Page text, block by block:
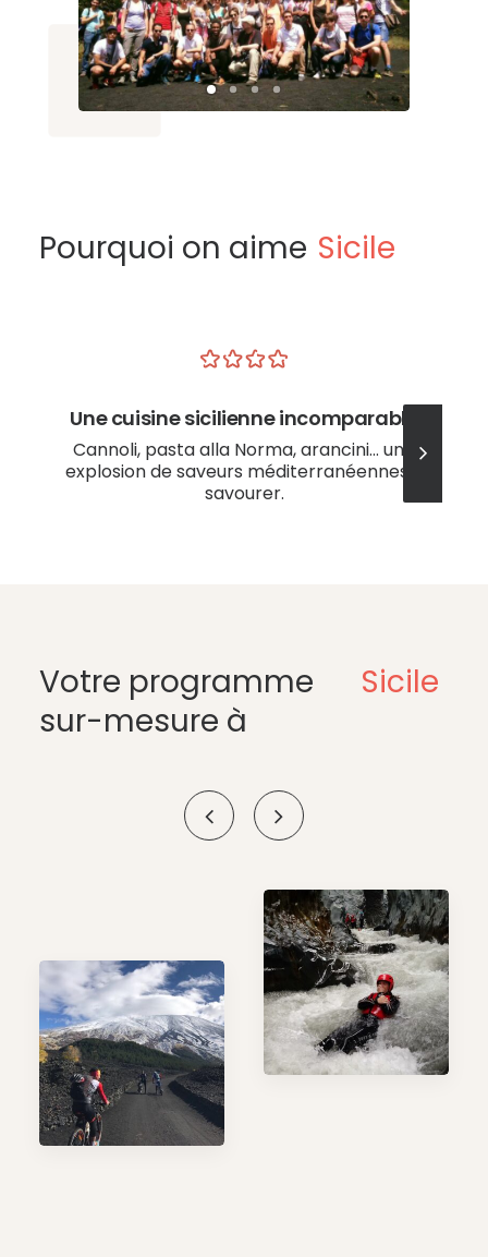
Pourquoi on aime Sicile
Une cuisine sicilienne incomparable
Cannoli, pasta alla Norma, arancini… une
explosion de saveurs méditerranéennes à
savourer.
Votre programme
sur-mesure à
Sicile